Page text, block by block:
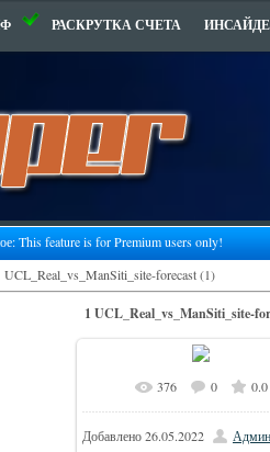
РАСКРУТКА СЧЕТА
This feature is for Premium users only!
UCL_Real_vs_ManSiti_site-forecast (1)
1 UCL_Real_vs_ManSiti_site-
В реальном размере
582.1Kb
376 0 0.0
Добавлено26.05.2022